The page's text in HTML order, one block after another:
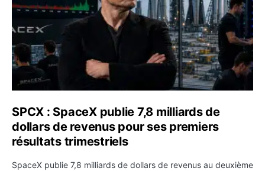
SPCX : SpaceX publie 7,8 milliards de
dollars de revenus pour ses premiers
résultats trimestriels
SpaceX publie 7,8 milliards de dollars de revenus au deuxième